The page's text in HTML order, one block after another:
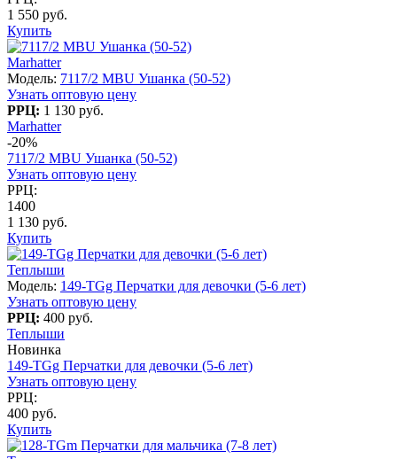
1 550 руб.
Купить
Marhatter
Модель: 7117/2 MBU Ушанка (50-52)
Узнать оптовую цену
РРЦ: 1 130 руб.
Marhatter
-20%
7117/2 MBU Ушанка (50-52)
Узнать оптовую цену
РРЦ:
1400
1 130 руб.
Купить
Теплыши
Модель: 149-TGg Перчатки для девочки (5-6 лет)
Узнать оптовую цену
РРЦ: 400 руб.
Теплыши
Новинка
149-TGg Перчатки для девочки (5-6 лет)
Узнать оптовую цену
РРЦ:
400 руб.
Купить